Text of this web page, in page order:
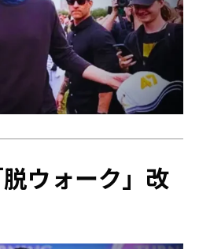
ウォーク」改